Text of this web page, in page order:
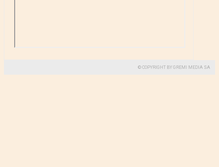
© COPYRIGHT BY GREMI MEDIA SA